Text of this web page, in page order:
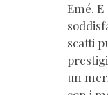
Emé.
scatti
un